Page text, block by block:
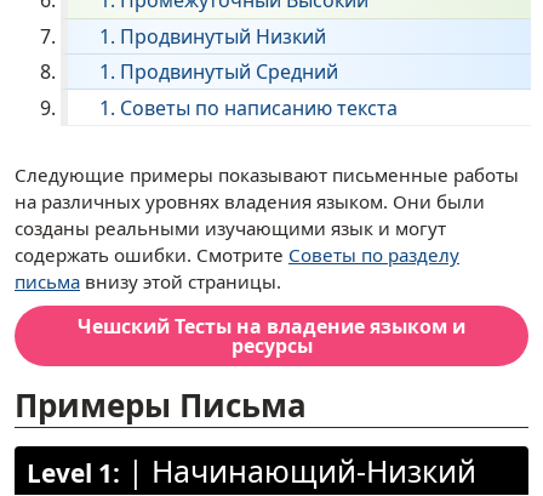
Английский
Филиппинский (тагальский)
Французский
Гаитянский креольский
Иврит
Хинди
Хмонг
Итальянский
Японский
Корейский
Продвинутый Низкий
Продвинутый Средний
Советы по написанию текста
Следующие примеры показывают письменные работы
на различных уровнях владения языком. Они были
созданы реальными изучающими язык и могут
содержать ошибки. Смотрите Советы по разделу
письма внизу этой страницы.
ЧешскийТесты на владение языком и
ресурсы
Примеры Письма
Level 1: | Начинающий-Низкий